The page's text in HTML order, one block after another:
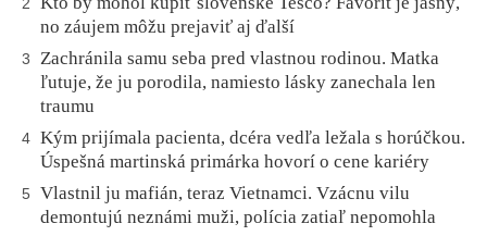
2
no záujem môžu prejaviť aj ďalší
3
Zachránila samu seba pred vlastnou rodinou. Matka
ľutuje, že ju porodila, namiesto lásky zanechala len
traumu
4 Kým prijímala pacienta, dcéra vedľa ležala s horúčkou.
Úspešná martinská primárka hovorí o cene kariéry
5
Vlastnil ju mafián, teraz Vietnamci. Vzácnu vilu
demontujú neznámi muži, polícia zatiaľ nepomohla